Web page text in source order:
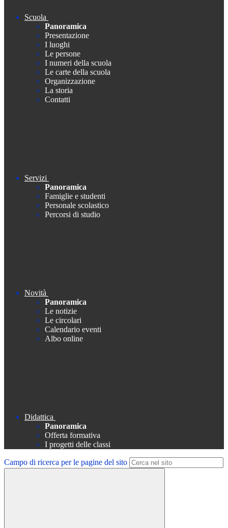
Scuola
Panoramica
Presentazione
I luoghi
Le persone
I numeri della scuola
Le carte della scuola
Organizzazione
La storia
Contatti
Servizi
Panoramica
Famiglie e studenti
Personale scolastico
Percorsi di studio
Novità
Panoramica
Le notizie
Le circolari
Calendario eventi
Albo online
Didattica
Panoramica
Offerta formativa
I progetti delle classi
Campo di ricerca per le pagine del sito